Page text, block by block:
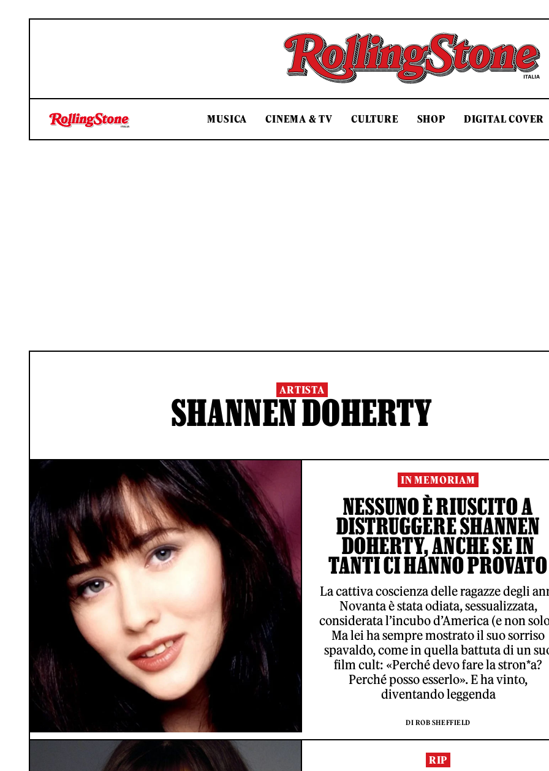
Rolling Stone Italia
MUSICA CINEMA & TV CULTURE SHOP DIGITAL COVER
ARTISTA
SHANNEN DOHERTY
IN MEMORIAM
NESSUNO È RIUSCITO A
DISTRUGGERE SHANNEN
DOHERTY, ANCHE SE IN
TANTI CI HANNO PROVATO
La cattiva coscienza delle ragazze degli
Novanta è stata odiata, sessualizzata,
considerata l’incubo d’America (e non
Ma lei ha sempre mostrato il suo sorriso
spavaldo, come in quella battuta di un
film cult: «Perché devo fare la stron*a?
Perché posso esserlo». E ha vinto,
diventando leggenda
DI ROB SHEFFIELD
RIP